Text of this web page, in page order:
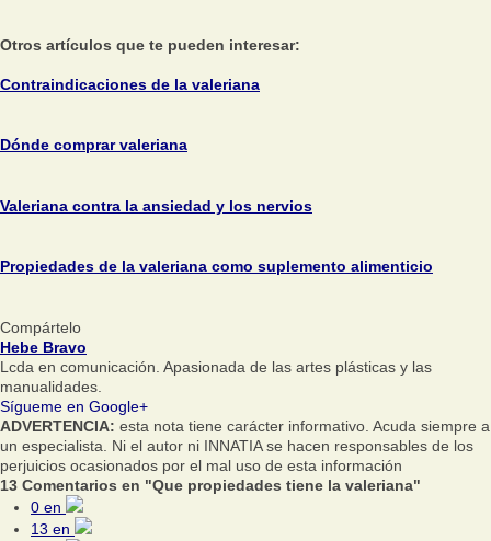
Otros artículos que te pueden interesar:
Contraindicaciones de la valeriana
Dónde comprar valeriana
Valeriana contra la ansiedad y los nervios
Propiedades de la valeriana como suplemento alimenticio
Compártelo
Hebe Bravo
Lcda en comunicación. Apasionada de las artes plásticas y las
manualidades.
Sígueme en Google+
ADVERTENCIA: esta nota tiene carácter informativo. Acuda siempre a
un especialista. Ni el autor ni INNATIA se hacen responsables de los
perjuicios ocasionados por el mal uso de esta información
13 Comentarios en "Que propiedades tiene la valeriana"
0 en
13 en